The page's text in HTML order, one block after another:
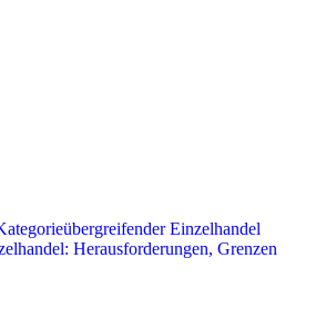
Einzelhandel
Herausforderungen, Grenzen